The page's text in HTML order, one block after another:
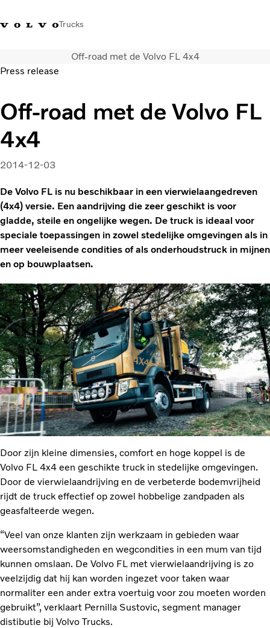
Trucks
Kennis vergroten MerchandiseInloggen Nederland
Transportoplossingen
CO2-reductie
Trucks
Truck Builder
Services
Nieuws
Over ons
Off-road met de Volvo FL 4x4
Press release
Off-road met de Volvo FL
4x4
2014-12-03
De Volvo FL is nu beschikbaar in een vierwielaangedreven
(4x4) versie. Een aandrijving die zeer geschikt is voor
gladde, steile en ongelijke wegen. De truck is ideaal voor
speciale toepassingen in zowel stedelijke omgevingen als in
meer veeleisende condities of als onderhoudstruck in mijnen
en op bouwplaatsen.
Door zijn kleine dimensies, comfort en hoge koppel is de
Volvo FL 4x4 een geschikte truck in stedelijke omgevingen.
Door de vierwielaandrijving en de verbeterde bodemvrijheid
rijdt de truck effectief op zowel hobbelige zandpaden als
geasfalteerde wegen.
“Veel van onze klanten zijn werkzaam in gebieden waar
weersomstandigheden en wegcondities in een mum van tijd
kunnen omslaan. De Volvo FL met vierwielaandrijving is zo
veelzijdig dat hij kan worden ingezet voor taken waar
normaliter een ander extra voertuig voor zou moeten worden
gebruikt”, verklaart Pernilla Sustovic, segment manager
distibutie bij Volvo Trucks.